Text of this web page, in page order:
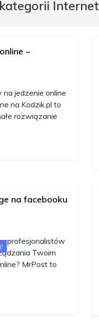
Internet
–
na jedzenie online
na Kodzik.pl to
rozwiązanie
na facebooku
profesjonalistów
Twoim
MrPost to